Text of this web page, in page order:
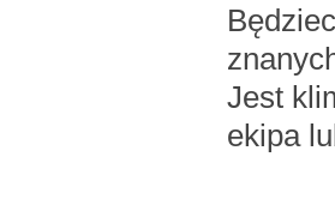
Jest
ekipa